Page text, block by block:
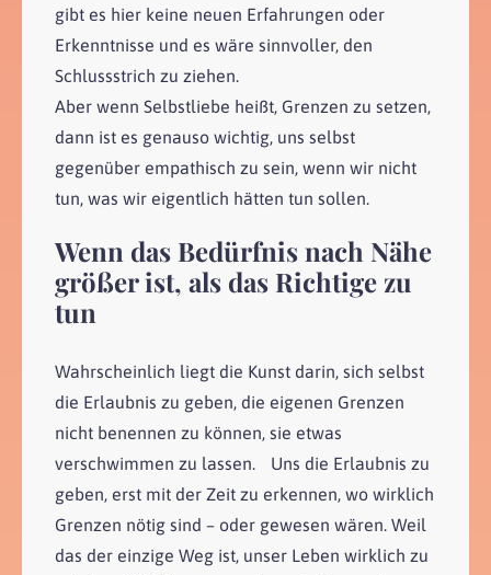
gibt es hier keine neuen Erfahrungen oder
Erkenntnisse und es wäre sinnvoller, den
Schlussstrich zu ziehen.
Aber wenn Selbstliebe heißt, Grenzen zu setzen,
dann ist es genauso wichtig, uns selbst
gegenüber empathisch zu sein, wenn wir nicht
tun, was wir eigentlich hätten tun sollen.
Wenn das Bedürfnis nach Nähe
größer ist, als das Richtige zu
tun
Wahrscheinlich liegt die Kunst darin, sich selbst
die Erlaubnis zu geben, die eigenen Grenzen
nicht benennen zu können, sie etwas
verschwimmen zu lassen. Uns die Erlaubnis zu
geben, erst mit der Zeit zu erkennen, wo wirklich
Grenzen nötig sind – oder gewesen wären. Weil
das der einzige Weg ist, unser Leben wirklich zu